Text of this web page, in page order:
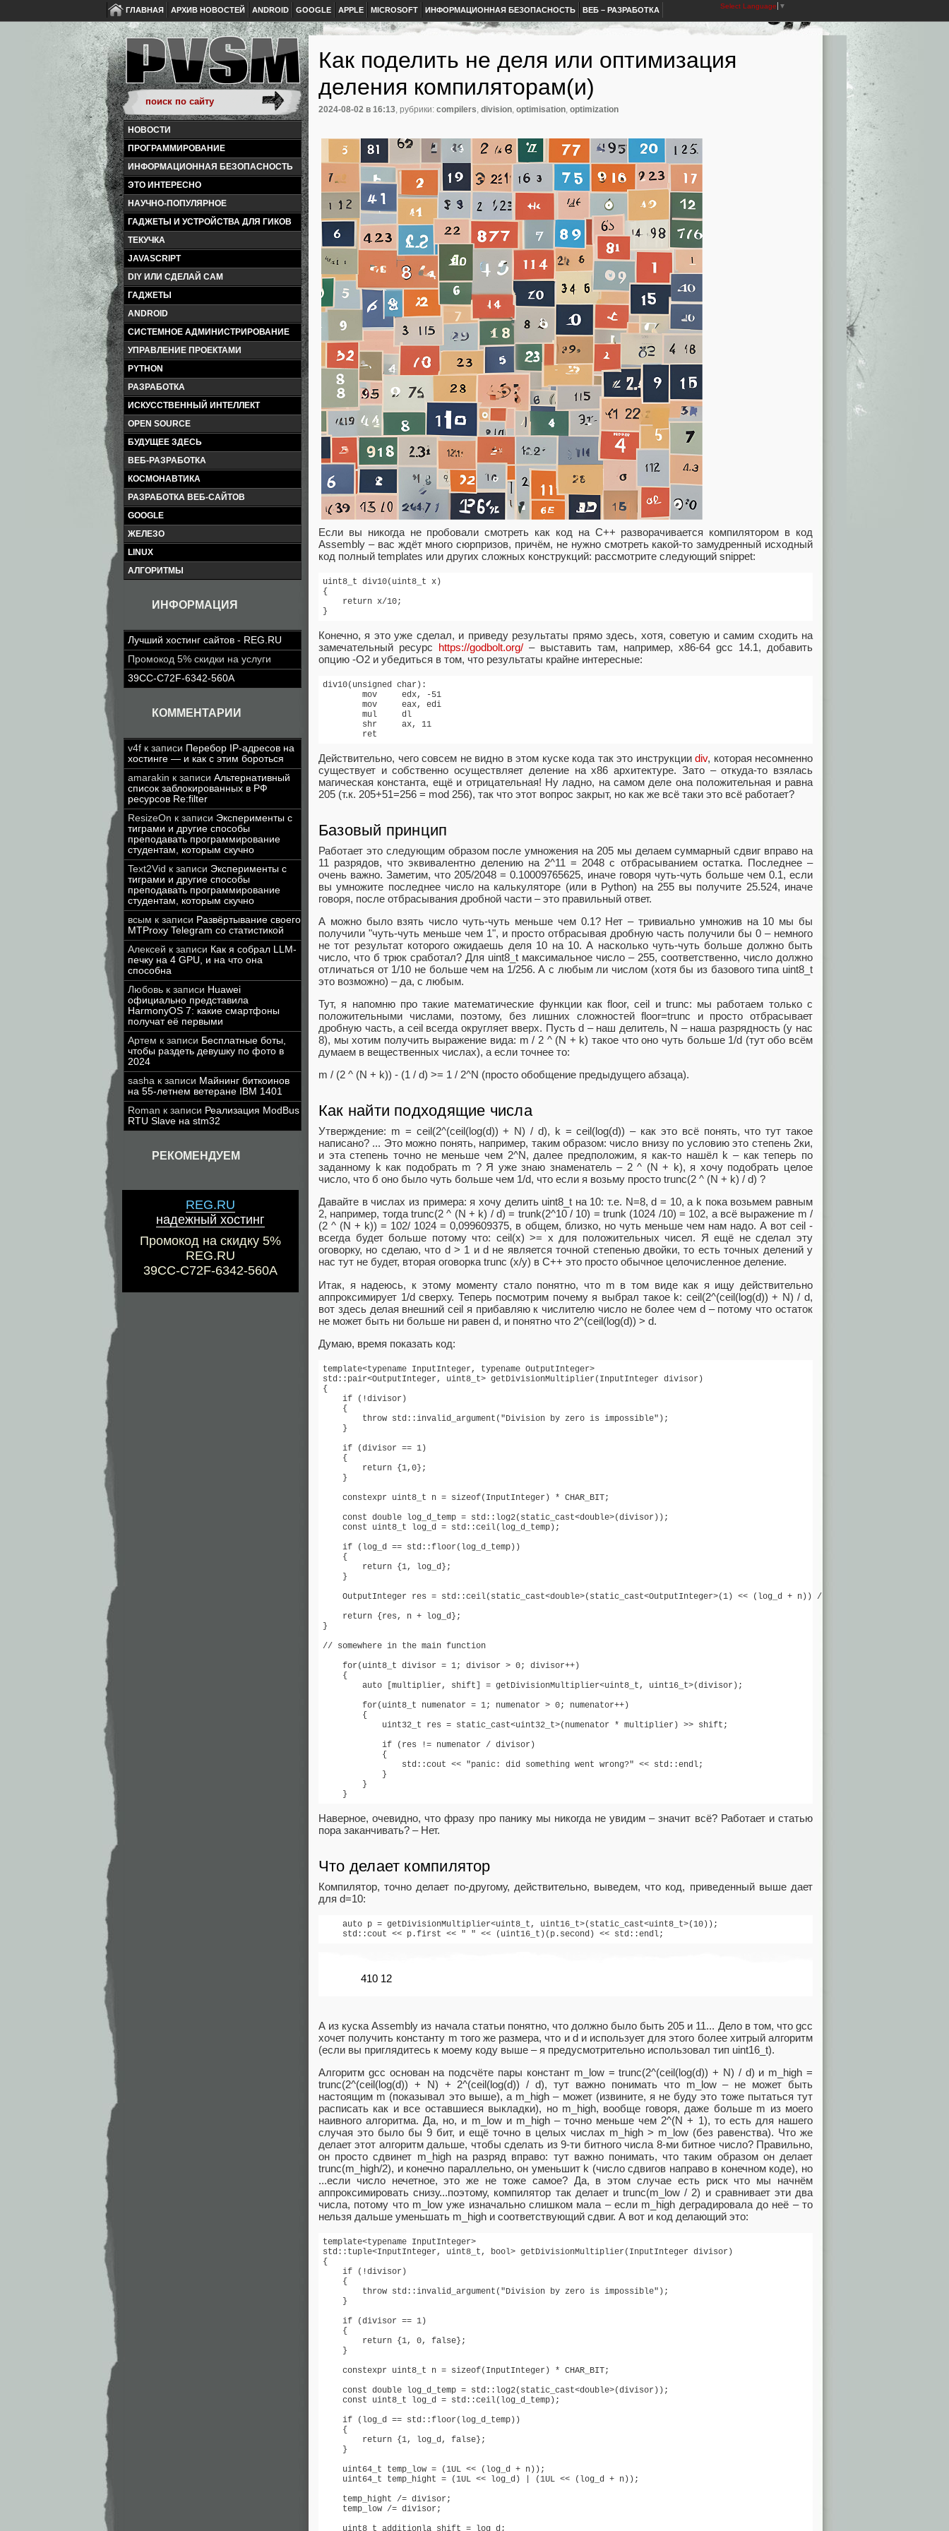
ГЛАВНАЯ АРХИВ НОВОСТЕЙ ANDROID GOOGLE APPLE MICROSOFT ИНФОРМАЦИОННАЯ БЕЗОПАСНОСТЬ ВЕБ – РАЗРАБОТКА Select Language ▼
НОВОСТИ
ПРОГРАММИРОВАНИЕ
ИНФОРМАЦИОННАЯ БЕЗОПАСНОСТЬ
ЭТО ИНТЕРЕСНО
НАУЧНО-ПОПУЛЯРНОЕ
ГАДЖЕТЫ И УСТРОЙСТВА ДЛЯ ГИКОВ
ТЕКУЧКА
JAVASCRIPT
DIY ИЛИ СДЕЛАЙ САМ
ГАДЖЕТЫ
ANDROID
СИСТЕМНОЕ АДМИНИСТРИРОВАНИЕ
УПРАВЛЕНИЕ ПРОЕКТАМИ
PYTHON
РАЗРАБОТКА
ИСКУССТВЕННЫЙ ИНТЕЛЛЕКТ
OPEN SOURCE
БУДУЩЕЕ ЗДЕСЬ
ВЕБ-РАЗРАБОТКА
КОСМОНАВТИКА
РАЗРАБОТКА ВЕБ-САЙТОВ
GOOGLE
ЖЕЛЕЗО
LINUX
АЛГОРИТМЫ
ИНФОРМАЦИЯ
Лучший хостинг сайтов - REG.RU
Промокод 5% скидки на услуги
39CC-C72F-6342-560A
КОММЕНТАРИИ
v4f к записи Перебор IP-адресов на
хостинге — и как с этим бороться
amarakin к записи Альтернативный
список заблокированных в РФ
ресурсов Re:filter
ResizeOn к записи Эксперименты с
тиграми и другие способы
преподавать программирование
студентам, которым скучно
Text2Vid к записи Эксперименты с
тиграми и другие способы
преподавать программирование
студентам, которым скучно
всым к записи Развёртывание своего
MTProxy Telegram со статистикой
Алексей к записи Как я собрал LLM-
печку на 4 GPU, и на что она
способна
Любовь к записи Huawei
официально представила
HarmonyOS 7: какие смартфоны
получат её первыми
Артем к записи Бесплатные боты,
чтобы раздеть девушку по фото в
2024
sasha к записи Майнинг биткоинов
на 55-летнем ветеране IBM 1401
Roman к записи Реализация ModBus
RTU Slave на stm32
РЕКОМЕНДУЕМ
REG.RU
надежный хостинг
Промокод на скидку 5%
REG.RU
39CC-C72F-6342-560A
Как поделить не деля или оптимизация
деления компиляторам(и)
2024-08-02 в 16:13, рубрики: compilers, division, optimisation, optimization
Если вы никогда не пробовали смотреть как код на C++ разворачивается компилятором в код
Assembly – вас ждёт много сюрпризов, причём, не нужно смотреть какой-то замудренный исходный
код полный templates или других сложных конструкций: рассмотрите следующий snippet:
uint8_t div10(uint8_t x)
{
    return x/10;
}
Конечно, я это уже сделал, и приведу результаты прямо здесь, хотя, советую и самим сходить на
замечательный ресурс https://godbolt.org/ – выставить там, например, x86-64 gcc 14.1, добавить
опцию -O2 и убедиться в том, что результаты крайне интересные:
div10(unsigned char):
        mov     edx, -51
        mov     eax, edi
        mul     dl
        shr     ax, 11
        ret
Действительно, чего совсем не видно в этом куске кода так это инструкции div, которая несомненно
существует и собственно осуществляет деление на x86 архитектуре. Зато – откуда-то взялась
магическая константа, ещё и отрицательная! Ну ладно, на самом деле она положительная и равна
205 (т.к. 205+51=256 = mod 256), так что этот вопрос закрыт, но как же всё таки это всё работает?
Базовый принцип
Работает это следующим образом после умножения на 205 мы делаем суммарный сдвиг вправо на
11 разрядов, что эквивалентно делению на 2^11 = 2048 с отбрасыванием остатка. Последнее –
очень важно. Заметим, что 205/2048 = 0.10009765625, иначе говоря чуть-чуть больше чем 0.1, если
вы умножите последнее число на калькуляторе (или в Python) на 255 вы получите 25.524, иначе
говоря, после отбрасывания дробной части – это правильный ответ.
А можно было взять число чуть-чуть меньше чем 0.1? Нет – тривиально умножив на 10 мы бы
получили "чуть-чуть меньше чем 1", и просто отбрасывая дробную часть получили бы 0 – немного
не тот результат которого ожидаешь деля 10 на 10. А насколько чуть-чуть больше должно быть
число, что б трюк сработал? Для uint8_t максимальное число – 255, соответственно, число должно
отличаться от 1/10 не больше чем на 1/256. А с любым ли числом (хотя бы из базового типа uint8_t
это возможно) – да, с любым.
Тут, я напомню про такие математические функции как floor, ceil и trunc: мы работаем только с
положительными числами, поэтому, без лишних сложностей floor=trunc и просто отбрасывает
дробную часть, a ceil всегда округляет вверх. Пусть d – наш делитель, N – наша разрядность (у нас
8), мы хотим получить выражение вида: m / 2 ^ (N + k) такое что оно чуть больше 1/d (тут обо всём
думаем в вещественных числах), а если точнее то:
m / (2 ^ (N + k)) - (1 / d) >= 1 / 2^N (просто обобщение предыдущего абзаца).
Как найти подходящие числа
Утверждение: m = ceil(2^(ceil(log(d)) + N) / d), k = ceil(log(d)) – как это всё понять, что тут такое
написано? ... Это можно понять, например, таким образом: число внизу по условию это степень 2ки,
и эта степень точно не меньше чем 2^N, далее предположим, я как-то нашёл k – как теперь по
заданному k как подобрать m ? Я уже знаю знаменатель – 2 ^ (N + k), я хочу подобрать целое
число, что б оно было чуть больше чем 1/d, что если я возьму просто trunc(2 ^ (N + k) / d) ?
Давайте в числах из примера: я хочу делить uint8_t на 10: т.е. N=8, d = 10, а k пока возьмем равным
2, например, тогда trunc(2 ^ (N + k) / d) = trunk(2^10 / 10) = trunk (1024 /10) = 102, а всё выражение m /
(2 ^ (N + k)) = 102/ 1024 = 0,099609375, в общем, близко, но чуть меньше чем нам надо. А вот ceil -
всегда будет больше потому что: ceil(x) >= x для положительных чисел. Я ещё не сделал эту
оговорку, но сделаю, что d > 1 и d не является точной степенью двойки, то есть точных делений у
нас тут не будет, вторая оговорка trunc (x/y) в C++ это просто обычное целочисленное деление.
Итак, я надеюсь, к этому моменту стало понятно, что m в том виде как я ищу действительно
аппроксимирует 1/d сверху. Теперь посмотрим почему я выбрал такое k: ceil(2^(ceil(log(d)) + N) / d,
вот здесь делая внешний ceil я прибавляю к числителю число не более чем d – потому что остаток
не может быть ни больше ни равен d, и понятно что 2^(ceil(log(d)) > d.
Думаю, время показать код:
template<typename InputInteger, typename OutputInteger>
std::pair<OutputInteger, uint8_t> getDivisionMultiplier(InputInteger divisor)
{
    if (!divisor)
    {
        throw std::invalid_argument("Division by zero is impossible");
    }
    if (divisor == 1)
    {
        return {1,0};
    }
    constexpr uint8_t n = sizeof(InputInteger) * CHAR_BIT;
    const double log_d_temp = std::log2(static_cast<double>(divisor));
    const uint8_t log_d = std::ceil(log_d_temp);
    if (log_d == std::floor(log_d_temp))
    {
        return {1, log_d};
    }
    OutputInteger res = std::ceil(static_cast<double>(static_cast<OutputInteger>(1) << (log_d + n)) / double(divisor));
    return {res, n + log_d};
}
// somewhere in the main function
    for(uint8_t divisor = 1; divisor > 0; divisor++)
    {
        auto [multiplier, shift] = getDivisionMultiplier<uint8_t, uint16_t>(divisor);
        for(uint8_t numenator = 1; numenator > 0; numenator++)
        {
            uint32_t res = static_cast<uint32_t>(numenator * multiplier) >> shift;
            if (res != numenator / divisor)
            {
                std::cout << "panic: did something went wrong?" << std::endl;
            }
        }
    }
Наверное, очевидно, что фразу про панику мы никогда не увидим – значит всё? Работает и статью
пора заканчивать? – Нет.
Что делает компилятор
Компилятор, точно делает по-другому, действительно, выведем, что код, приведенный выше дает
для d=10:
    auto p = getDivisionMultiplier<uint8_t, uint16_t>(static_cast<uint8_t>(10));
    std::cout << p.first << " " << (uint16_t)(p.second) << std::endl;
410 12
А из куска Assembly из начала статьи понятно, что должно было быть 205 и 11... Дело в том, что gcc
хочет получить константу m того же размера, что и d и использует для этого более хитрый алгоритм
(если вы приглядитесь к моему коду выше – я предусмотрительно использовал тип uint16_t).
Алгоритм gcc основан на подсчёте пары констант m_low = trunc(2^(ceil(log(d)) + N) / d) и m_high =
trunc(2^(ceil(log(d)) + N) + 2^(ceil(log(d)) / d), тут важно понимать что m_low – не может быть
настоящим m (показывал это выше), а m_high – может (извините, я не буду это тоже пытаться тут
расписать как и все оставшиеся выкладки), но m_high, вообще говоря, даже больше m из моего
наивного алгоритма. Да, но, и m_low и m_high – точно меньше чем 2^(N + 1), то есть для нашего
случая это было бы 9 бит, и ещё точно в целых числах m_high > m_low (без равенства). Что же
делает этот алгоритм дальше, чтобы сделать из 9-ти битного числа 8-ми битное число? Правильно,
он просто сдвинет m_high на разряд вправо: тут важно понимать, что таким образом он делает
trunc(m_high/2), и конечно параллельно, он уменьшит k (число сдвигов направо в конечном коде), но
...если число нечетное, это же не тоже самое? Да, в этом случае есть риск что мы начнём
аппроксимировать снизу...поэтому, компилятор так делает и trunc(m_low / 2) и сравнивает эти два
числа, потому что m_low уже изначально слишком мала – если m_high деградировала до неё – то
нельзя дальше уменьшать m_high и соответствующий сдвиг. А вот и код делающий это:
template<typename InputInteger>
std::tuple<InputInteger, uint8_t, bool> getDivisionMultiplier(InputInteger divisor)
{
    if (!divisor)
    {
        throw std::invalid_argument("Division by zero is impossible");
    }
    if (divisor == 1)
    {
        return {1, 0, false};
    }
    constexpr uint8_t n = sizeof(InputInteger) * CHAR_BIT;
    const double log_d_temp = std::log2(static_cast<double>(divisor));
    const uint8_t log_d = std::ceil(log_d_temp);
    if (log_d == std::floor(log_d_temp))
    {
        return {1, log_d, false};
    }
    uint64_t temp_low = (1UL << (log_d + n));
    uint64_t temp_hight = (1UL << log_d) | (1UL << (log_d + n));
    temp_hight /= divisor;
    temp_low /= divisor;
    uint8_t additionla_shift = log_d;